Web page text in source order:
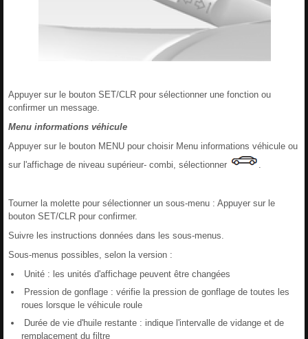
Appuyer sur le bouton SET/CLR pour sélectionner une fonction ou
confirmer un message.
Menu informations véhicule
Appuyer sur le bouton MENU pour choisir Menu informations véhicule ou
sur l'affichage de niveau supérieur- combi, sélectionner
Tourner la molette pour sélectionner un sous-menu : Appuyer sur le
bouton SET/CLR pour confirmer.
Suivre les instructions données dans les sous-menus.
Sous-menus possibles, selon la version :
Unité : les unités d'affichage peuvent être changées
Pression de gonflage : vérifie la pression de gonflage de toutes les
roues lorsque le véhicule roule
Durée de vie d'huile restante : indique l'intervalle de vidange et de
remplacement du filtre